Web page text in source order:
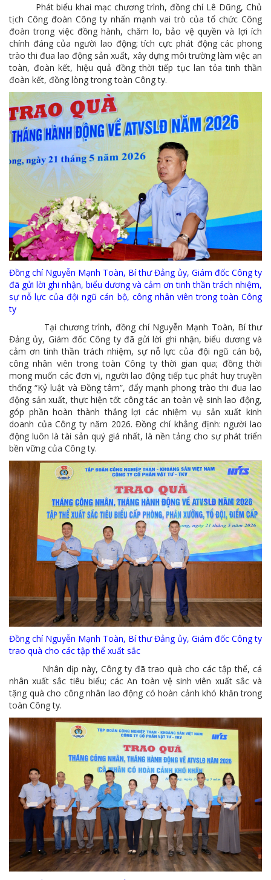
MTS tham dự Hội diễn Nghệ thuật quần chúng TKV năm 2016
COMINLUB - Thành công nhỏ vì một thông điệp lớn!
Nhà máy
Phát biểu khai mạc chương trình, đồng chí Lê Dũng, Chủ
tịch Công đoàn Công ty nhấn mạnh vai trò của tổ chức Công
đoàn trong việc đồng hành, chăm lo, bảo vệ quyền và lợi ích
chính đáng của người lao động; tích cực phát động các phong
trào thi đua lao động sản xuất, xây dựng môi trường làm việc an
toàn, đoàn kết, hiệu quả đồng thời tiếp tục lan tỏa tinh thần
đoàn kết, đồng lòng trong toàn Công ty.
Đồng chí Nguyễn Mạnh Toàn, Bí thư Đảng ủy, Giám đốc Công ty
đã gửi lời ghi nhận, biểu dương và cảm ơn tinh thần trách nhiệm,
sự nỗ lực của đội ngũ cán bộ, công nhân viên trong toàn Công
ty
Tại chương trình, đồng chí Nguyễn Mạnh Toàn, Bí thư
Đảng ủy, Giám đốc Công ty đã gửi lời ghi nhận, biểu dương và
cảm ơn tinh thần trách nhiệm, sự nỗ lực của đội ngũ cán bộ,
công nhân viên trong toàn Công ty thời gian qua; đồng thời
mong muốn các đơn vị, người lao động tiếp tục phát huy truyền
thống “Kỷ luật và Đồng tâm”, đẩy mạnh phong trào thi đua lao
động sản xuất, thực hiện tốt công tác an toàn vệ sinh lao động,
góp phần hoàn thành thắng lợi các nhiệm vụ sản xuất kinh
doanh của Công ty năm 2026. Đồng chí khẳng định: người lao
động luôn là tài sản quý giá nhất, là nền tảng cho sự phát triển
bền vững của Công ty.
Đồng chí Nguyễn Mạnh Toàn, Bí thư Đảng ủy, Giám đốc Công ty
trao quà cho các tập thể xuất sắc
Nhân dịp này, Công ty đã trao quà cho các tập thể, cá
nhân xuất sắc tiêu biểu; các An toàn vệ sinh viên xuất sắc và
tặng quà cho công nhân lao động có hoàn cảnh khó khăn trong
toàn Công ty.